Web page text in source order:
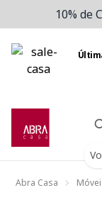
10% de
Abra Casa